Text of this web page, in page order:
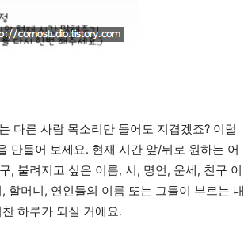
다른 사람 목소리만 들어도 지겹겠죠? 이럴
만들어 보세요. 현재 시간 앞/뒤로 원하는 어
, 불려지고 싶은 이름, 시, 명언, 운세, 친구 이
할머니, 연인들의 이름 또는 그들이 부르는 내
하루가 되실 거에요.